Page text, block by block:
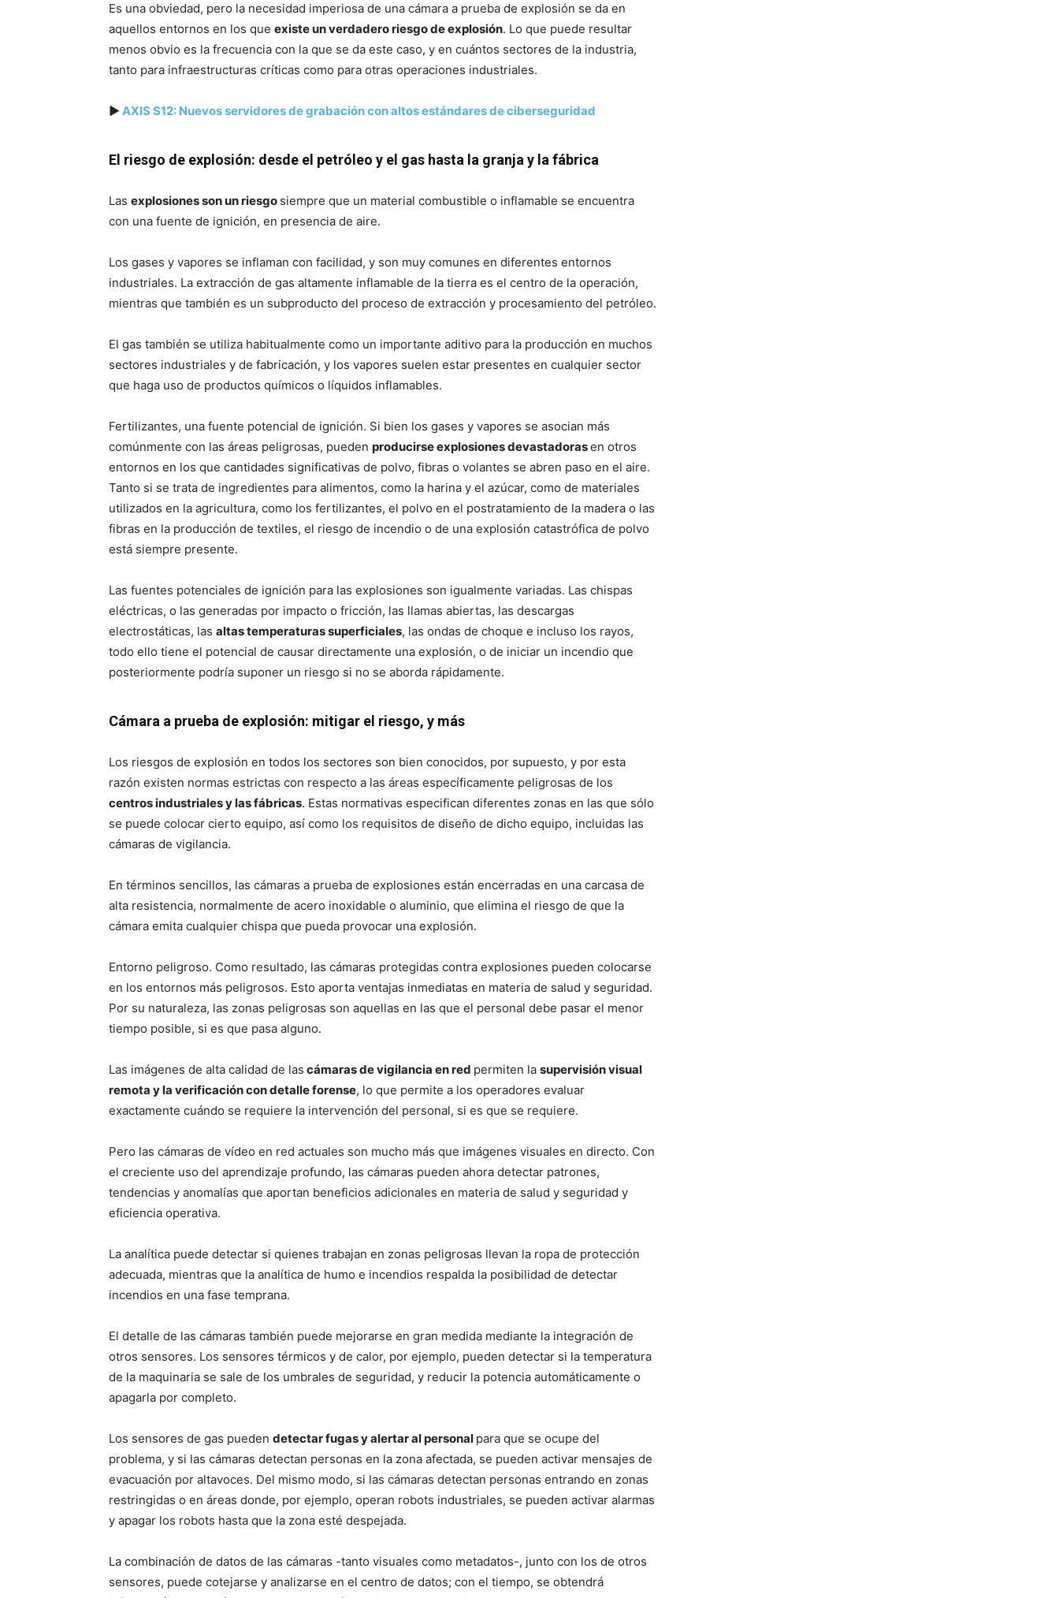
Es una obviedad, pero la necesidad imperiosa de una cámara a prueba de explosión se da en
aquellos entornos en los que existe un verdadero riesgo de explosión. Lo que puede resultar
menos obvio es la frecuencia con la que se da este caso, y en cuántos sectores de la industria,
tanto para infraestructuras críticas como para otras operaciones industriales.
▶AXIS S12: Nuevos servidores de grabación con altos estándares de ciberseguridad
El riesgo de explosión: desde el petróleo y el gas hasta la granja y la fábrica
Las explosiones son un riesgo siempre que un material combustible o inflamable se encuentra
con una fuente de ignición, en presencia de aire.
Los gases y vapores se inflaman con facilidad, y son muy comunes en diferentes entornos
industriales. La extracción de gas altamente inflamable de la tierra es el centro de la operación,
mientras que también es un subproducto del proceso de extracción y procesamiento del petróleo.
El gas también se utiliza habitualmente como un importante aditivo para la producción en muchos
sectores industriales y de fabricación, y los vapores suelen estar presentes en cualquier sector
que haga uso de productos químicos o líquidos inflamables.
Fertilizantes, una fuente potencial de ignición. Si bien los gases y vapores se asocian más
comúnmente con las áreas peligrosas, pueden producirse explosiones devastadorasen otros
entornos en los que cantidades significativas de polvo, fibras o volantes se abren paso en el aire.
Tanto si se trata de ingredientes para alimentos, como la harina y el azúcar, como de materiales
utilizados en la agricultura, como los fertilizantes, el polvo en el postratamiento de la madera o las
fibras en la producción de textiles, el riesgo de incendio o de una explosión catastrófica de polvo
está siempre presente.
Las fuentes potenciales de ignición para las explosiones son igualmente variadas. Las chispas
eléctricas, o las generadas por impacto o fricción, las llamas abiertas, las descargas
electrostáticas, las altas temperaturas superficiales, las ondas de choque e incluso los rayos,
todo ello tiene el potencial de causar directamente una explosión, o de iniciar un incendio que
posteriormente podría suponer un riesgo si no se aborda rápidamente.
Cámara a prueba de explosión: mitigar el riesgo, y más
Los riesgos de explosión en todos los sectores son bien conocidos, por supuesto, y por esta
razón existen normas estrictas con respecto a las áreas específicamente peligrosas de los
centros industriales y las fábricas. Estas normativas especifican diferentes zonas en las que sólo
se puede colocar cierto equipo, así como los requisitos de diseño de dicho equipo, incluidas las
cámaras de vigilancia.
En términos sencillos, las cámaras a prueba de explosiones están encerradas en una carcasa de
alta resistencia, normalmente de acero inoxidable o aluminio, que elimina el riesgo de que la
cámara emita cualquier chispa que pueda provocar una explosión.
Entorno peligroso. Como resultado, las cámaras protegidas contra explosiones pueden colocarse
en los entornos más peligrosos. Esto aporta ventajas inmediatas en materia de salud y seguridad.
Por su naturaleza, las zonas peligrosas son aquellas en las que el personal debe pasar el menor
tiempo posible, si es que pasa alguno.
Las imágenes de alta calidad de las cámaras de vigilancia en red permiten la supervisión visual
remota y la verificación con detalle forense, lo que permite a los operadores evaluar
exactamente cuándo se requiere la intervención del personal, si es que se requiere.
Pero las cámaras de vídeo en red actuales son mucho más que imágenes visuales en directo. Con
el creciente uso del aprendizaje profundo, las cámaras pueden ahora detectar patrones,
tendencias y anomalías que aportan beneficios adicionales en materia de salud y seguridad y
eficiencia operativa.
La analítica puede detectar si quienes trabajan en zonas peligrosas llevan la ropa de protección
adecuada, mientras que la analítica de humo e incendios respalda la posibilidad de detectar
incendios en una fase temprana.
El detalle de las cámaras también puede mejorarse en gran medida mediante la integración de
otros sensores. Los sensores térmicos y de calor, por ejemplo, pueden detectar si la temperatura
de la maquinaria se sale de los umbrales de seguridad, y reducir la potencia automáticamente o
apagarla por completo.
Los sensores de gas pueden detectar fugas y alertar al personal para que se ocupe del
problema, y si las cámaras detectan personas en la zona afectada, se pueden activar mensajes de
evacuación por altavoces. Del mismo modo, si las cámaras detectan personas entrando en zonas
restringidas o en áreas donde, por ejemplo, operan robots industriales, se pueden activar alarmas
y apagar los robots hasta que la zona esté despejada.
La combinación de datos de las cámaras -tanto visuales como metadatos-, junto con los de otros
sensores, puede cotejarse y analizarse en el centro de datos; con el tiempo, se obtendrá